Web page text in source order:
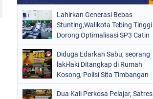
Lahirkan Generasi Bebas
Stunting,Walikota Tebing Tinggi
Dorong Optimalisasi SP3 Catin
Diduga Edarkan Sabu, seorang
laki-laki Ditangkap di Rumah
Kosong, Polisi Sita Timbangan
Dua Kali Perkosa Pelajar, Satres